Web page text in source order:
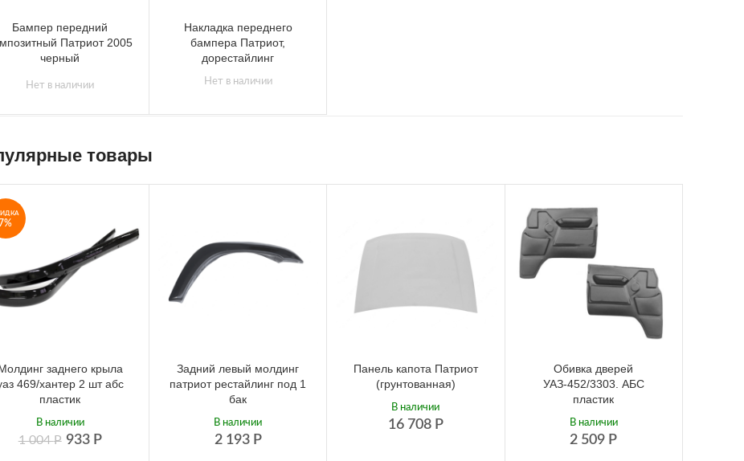
Бампер передний
Патриот 2005
черный
Нет в наличии
Накладка переднего
бампера Патриот,
дорестайлинг
Нет в наличии
товары
7%
заднего крыла
469/хантер 2 шт абс
пластик
1 004Р 933 Р
В наличии
Задний левый молдинг
патриот рестайлинг под 1
бак
2 193 Р
В наличии
Панель капота Патриот
(грунтованная)
16 708 Р
В наличии
Обивка дверей
УАЗ-452/3303. АБС
пластик
2 509 Р
В наличии